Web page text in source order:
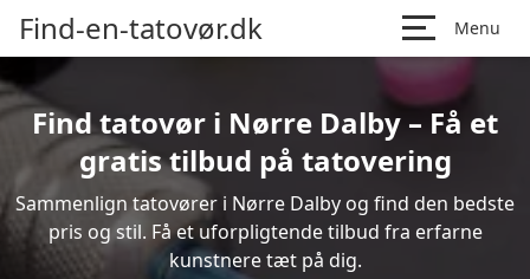
Find-en-tatovør.dk Menu
Find tatovør i Nørre Dalby – Få et
gratis tilbud på tatovering
Sammenlign tatovører i Nørre Dalby og find den bedste
pris og stil. Få et uforpligtende tilbud fra erfarne
kunstnere tæt på dig.